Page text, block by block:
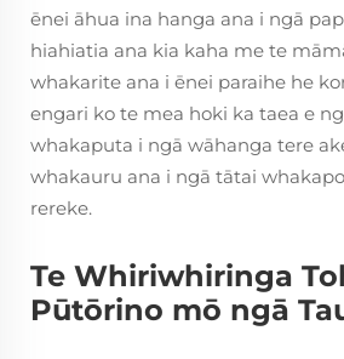
ēnei āhua ina hanga ana i ngā
hiahiatia ana kia kaha me te
whakarite ana i ēnei paraihe he
engari ko te mea hoki ka taea e
whakaputa i ngā wāhanga tere
whakauru ana i ngā tātai
rereke.
Te Whiriwhiringa
Pūtōrino mō ngā